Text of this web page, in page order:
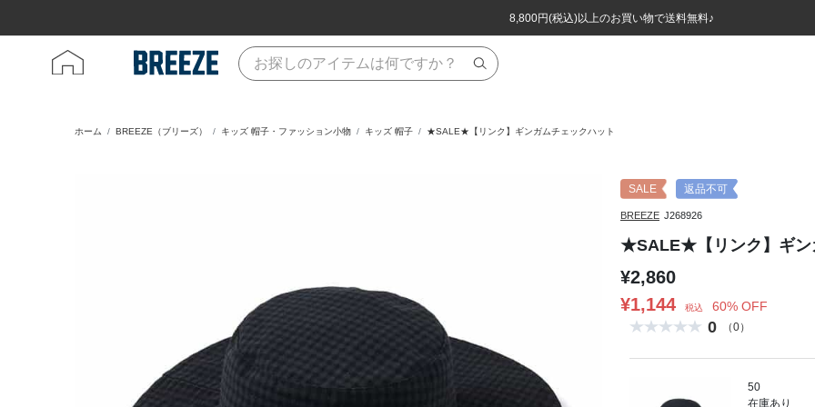
8,800円(税込)以上のお買い物で送料無料♪
ほぼ全品半額！！8/12(水)お昼12:59まで！！
8,800円(税込)以上のお買い物で送料無料♪
ほぼ全品半額！！8/12(水)お昼12:59まで！！
ホーム BREEZE（ブリーズ） キッズ 帽子・ファッション小物 キッズ 帽子 ★SALE★【リンク】ギンガムチェックハット
SALE 返品不可
BREEZE J268926
★SALE★【リンク】ギン
¥2,860
¥1,144
税込 60% OFF
0 （0）
50
在庫あり